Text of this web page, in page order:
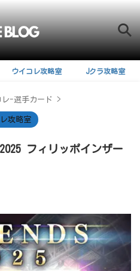
ウイコレ攻略室 Jクラ攻略室
レ-選手カード >
攻略室
フィリッポインザー